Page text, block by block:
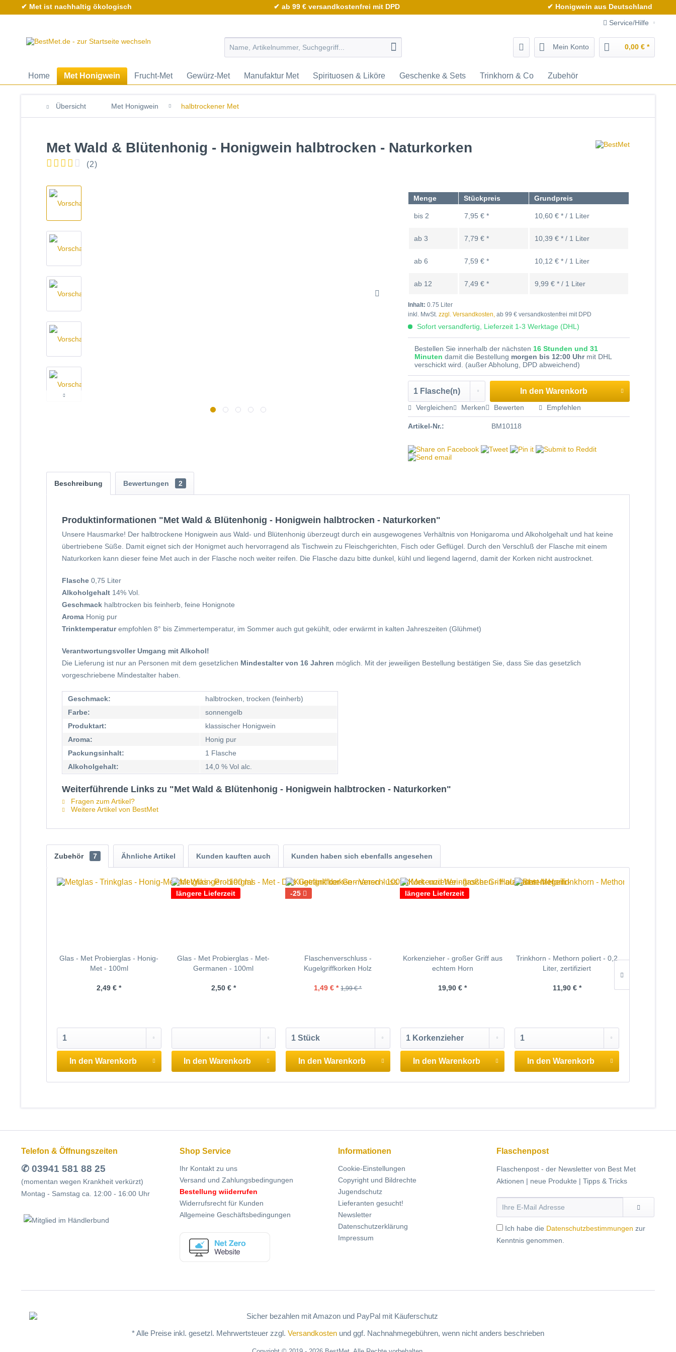
✔ Met ist nachhaltig ökologisch ✔ ab 99 € versandkostenfrei mit DPD
✔ Honigwein aus Deutschland
Service/Hilfe
Mein Konto 0,00 € *
Home Met Honigwein Frucht-Met Gewürz-Met Manufaktur Met Spirituosen & Liköre Geschenke & Sets Trinkhorn & Co Zubehör
Übersicht Met Honigwein halbtrockener Met
Met Wald & Blütenhonig - Honigwein halbtrocken - Naturkorken
(2)
Menge Stückpreis Grundpreis
bis 2 7,95 € * 10,60 € * / 1 Liter
ab3 7,79 € * 10,39 € * / 1 Liter
ab6 7,59 € * 10,12 € * / 1 Liter
ab 12 7,49 € * 9,99 € * / 1 Liter
Inhalt:0.75 Liter
inkl. MwSt.zzgl. Versandkosten, ab 99 € versandkostenfrei mit DPD
Sofort versandfertig, Lieferzeit 1-3 Werktage (DHL)
Bestellen Sie innerhalb der nächsten 16 Stunden und 31
Minutendamit die Bestellung morgen bis 12:00 Uhrmit DHL
verschickt wird. (außer Abholung, DPD abweichend)
In den Warenkorb
Vergleichen Merken Bewerten Empfehlen
Artikel-Nr.: BM10118
Beschreibung Bewertungen 2
Produktinformationen "Met Wald & Blütenhonig - Honigwein halbtrocken - Naturkorken"
Unsere Hausmarke! Der halbtrockene Honigwein aus Wald- und Blütenhonig überzeugt durch ein ausgewogenes Verhältnis von Honigaroma und Alkoholgehalt und hat keine
übertriebene Süße. Damit eignet sich der Honigmet auch hervorragend als Tischwein zu Fleischgerichten, Fisch oder Geflügel. Durch den Verschluß der Flasche mit einem
Naturkorken kann dieser feine Met auch in der Flasche noch weiter reifen. Die Flasche dazu bitte dunkel, kühl und liegend lagernd, damit der Korken nicht austrocknet.
Flasche 0,75 Liter
Alkoholgehalt 14% Vol.
Geschmack halbtrocken bis feinherb, feine Honignote
Aroma Honig pur
Trinktemperaturempfohlen 8° bis Zimmertemperatur, im Sommer auch gut gekühlt, oder erwärmt in kalten Jahreszeiten (Glühmet)
Verantwortungsvoller Umgang mit Alkohol!
Die Lieferung ist nur an Personen mit dem gesetzlichen Mindestalter von 16 Jahren möglich. Mit der jeweiligen Bestellung bestätigen Sie, dass Sie das gesetzlich
vorgeschriebene Mindestalter haben.
Geschmack:
halbtrocken, trocken (feinherb)
Farbe:
sonnengelb
Produktart:
klassischer Honigwein
Aroma:
Honig pur
Packungsinhalt:
1 Flasche
Alkoholgehalt:
14,0 % Vol alc.
Weiterführende Links zu "Met Wald & Blütenhonig - Honigwein halbtrocken - Naturkorken"
Fragen zum Artikel?
Weitere Artikel von BestMet
Zubehör 7 Ähnliche Artikel Kunden kauften auch Kunden haben sich ebenfalls angesehen
Glas - Met Probierglas - Honig-
Met - 100ml
2,49 € *
In den Warenkorb
längere Lieferzeit
Glas - Met Probierglas - Met-
Germanen - 100ml
2,50 € *
In den Warenkorb
-25
Flaschenverschluss -
Kugelgriffkorken Holz
1,49 € * 1,99 € *
In den Warenkorb
längere Lieferzeit
Korkenzieher - großer Griff aus
echtem Horn
19,90 € *
In den Warenkorb
Trinkhorn - Methorn poliert - 0,2
Liter, zertifiziert
11,90 € *
In den Warenkorb
Telefon & Öffnungszeiten
✆ 03941 581 88 25
(momentan wegen Krankheit verkürzt)
Montag - Samstag ca. 12:00 - 16:00 Uhr
Shop Service
Ihr Kontakt zu uns
Versand und Zahlungsbedingungen
Bestellung wiiderrufen
Widerrufsrecht für Kunden
Allgemeine Geschäftsbedingungen
Informationen
Cookie-Einstellungen
Copyright und Bildrechte
Jugendschutz
Lieferanten gesucht!
Newsletter
Datenschutzerklärung
Impressum
Flaschenpost
Flaschenpost - der Newsletter von Best Met
Aktionen | neue Produkte | Tipps & Tricks
Ich habe die Datenschutzbestimmungen zur
Kenntnis genommen.
* Alle Preise inkl. gesetzl. Mehrwertsteuer zzgl. Versandkosten und ggf. Nachnahmegebühren, wenn nicht anders beschrieben